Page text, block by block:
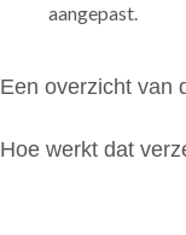
aangepast.
Een overzicht van
Hoe werkt dat